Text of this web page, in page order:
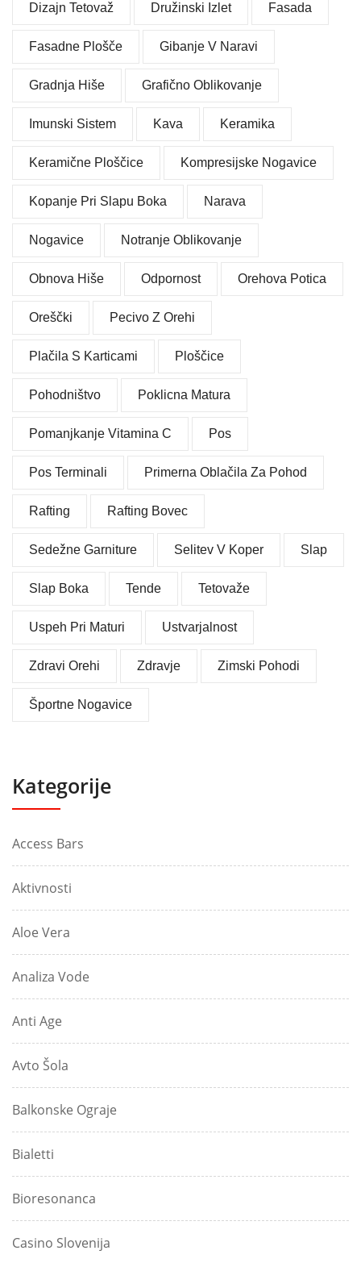
Dizajn Tetovaž Družinski Izlet Fasada
Fasadne Plošče Gibanje V Naravi
Gradnja Hiše Grafično Oblikovanje
Imunski Sistem Kava Keramika
Keramične Ploščice Kompresijske Nogavice
Kopanje Pri Slapu Boka Narava
Nogavice Notranje Oblikovanje
Obnova Hiše Odpornost Orehova Potica
Oreščki Pecivo Z Orehi
Plačila S Karticami Ploščice
Pohodništvo Poklicna Matura
Pomanjkanje Vitamina C Pos
Pos Terminali Primerna Oblačila Za Pohod
Rafting Rafting Bovec
Sedežne Garniture Selitev V Koper Slap
Slap Boka Tende Tetovaže
Uspeh Pri Maturi Ustvarjalnost
Zdravi Orehi Zdravje Zimski Pohodi
Športne Nogavice
Kategorije
Access Bars
Aktivnosti
Aloe Vera
Analiza Vode
Anti Age
Avto Šola
Balkonske Ograje
Bialetti
Bioresonanca
Casino Slovenija